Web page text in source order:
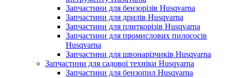
Запчастини для бензорізів Husqvarna
Запчастини для дрилів Husqvarna
Запчастини для плиткорізів Husqvarna
Запчастини для промислових пилососів
Husqvarna
Запчастини для швонарізчиків Husqvarna
Запчастини для садової техніки Husqvarna
Запчастини для бензопил Husqvarna